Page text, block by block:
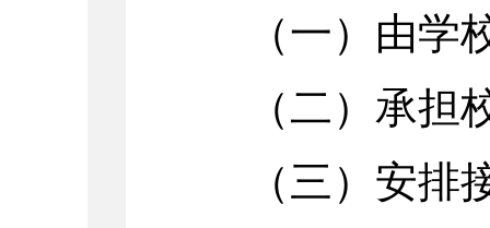
（一）由学
（二）承担
（三）安